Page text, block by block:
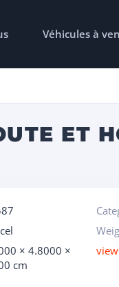
Véhicules à
ET
× 4.8000 ×
cm